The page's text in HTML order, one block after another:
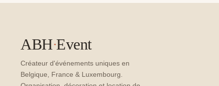
ABH·Event
Créateur d'événements uniques en
Belgique, France & Luxembourg.